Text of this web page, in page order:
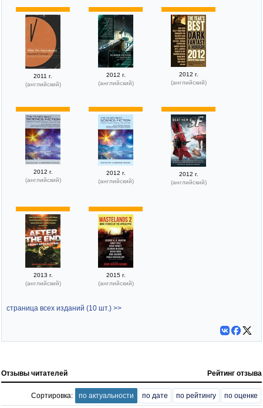
2011 г.
(английский)
2012 г.
(английский)
2012 г.
(английский)
2012 г.
(английский)
2012 г.
(английский)
2012 г.
(английский)
2013 г.
(английский)
2015 г.
(английский)
страница всех изданий (10 шт.) >>
Отзывы читателей Рейтинг отзыва
Сортировка: по актуальности по дате по рейтингу по оценке